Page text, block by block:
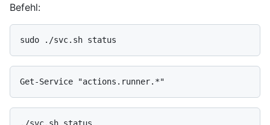
Befehl: